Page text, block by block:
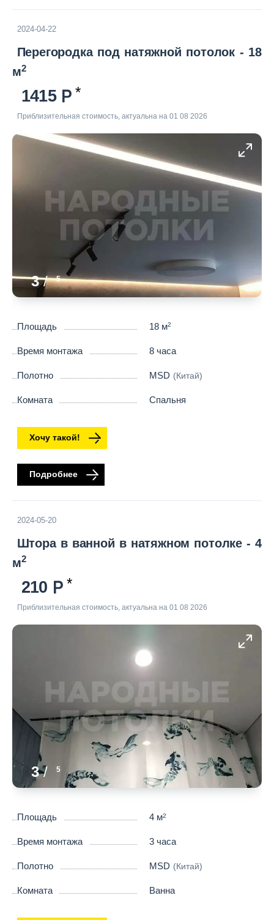
2024-04-22
Перегородка под натяжной потолок - 18
м2
1415
Приблизительная стоимость, актуальна на 01 08 2026
3/ 5
Площадь 18 м2
Время монтажа 8 часа
Полотно MSD (Китай)
Комната Спальня
Хочу такой!
Подробнее
2024-05-20
Штора в ванной в натяжном потолке - 4
м2
210
Приблизительная стоимость, актуальна на 01 08 2026
3/ 5
Площадь 4 м2
Время монтажа 3 часа
Полотно MSD (Китай)
Комната Ванна